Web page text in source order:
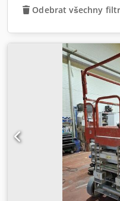
Odebrat všechny